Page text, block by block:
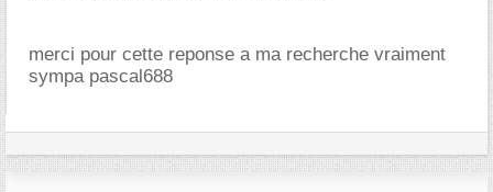
merci pour cette reponse a ma recherche vraiment
sympa pascal688